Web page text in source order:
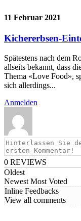
11 Februar 2021
Kichererbsen-
Spätestens nach dem
allseits bekannt, dass
Thema «Love Food»,
sich allerdings...
Anmelden
0 REVIEWS
Oldest
Newest Most Voted
Inline Feedbacks
View all comments